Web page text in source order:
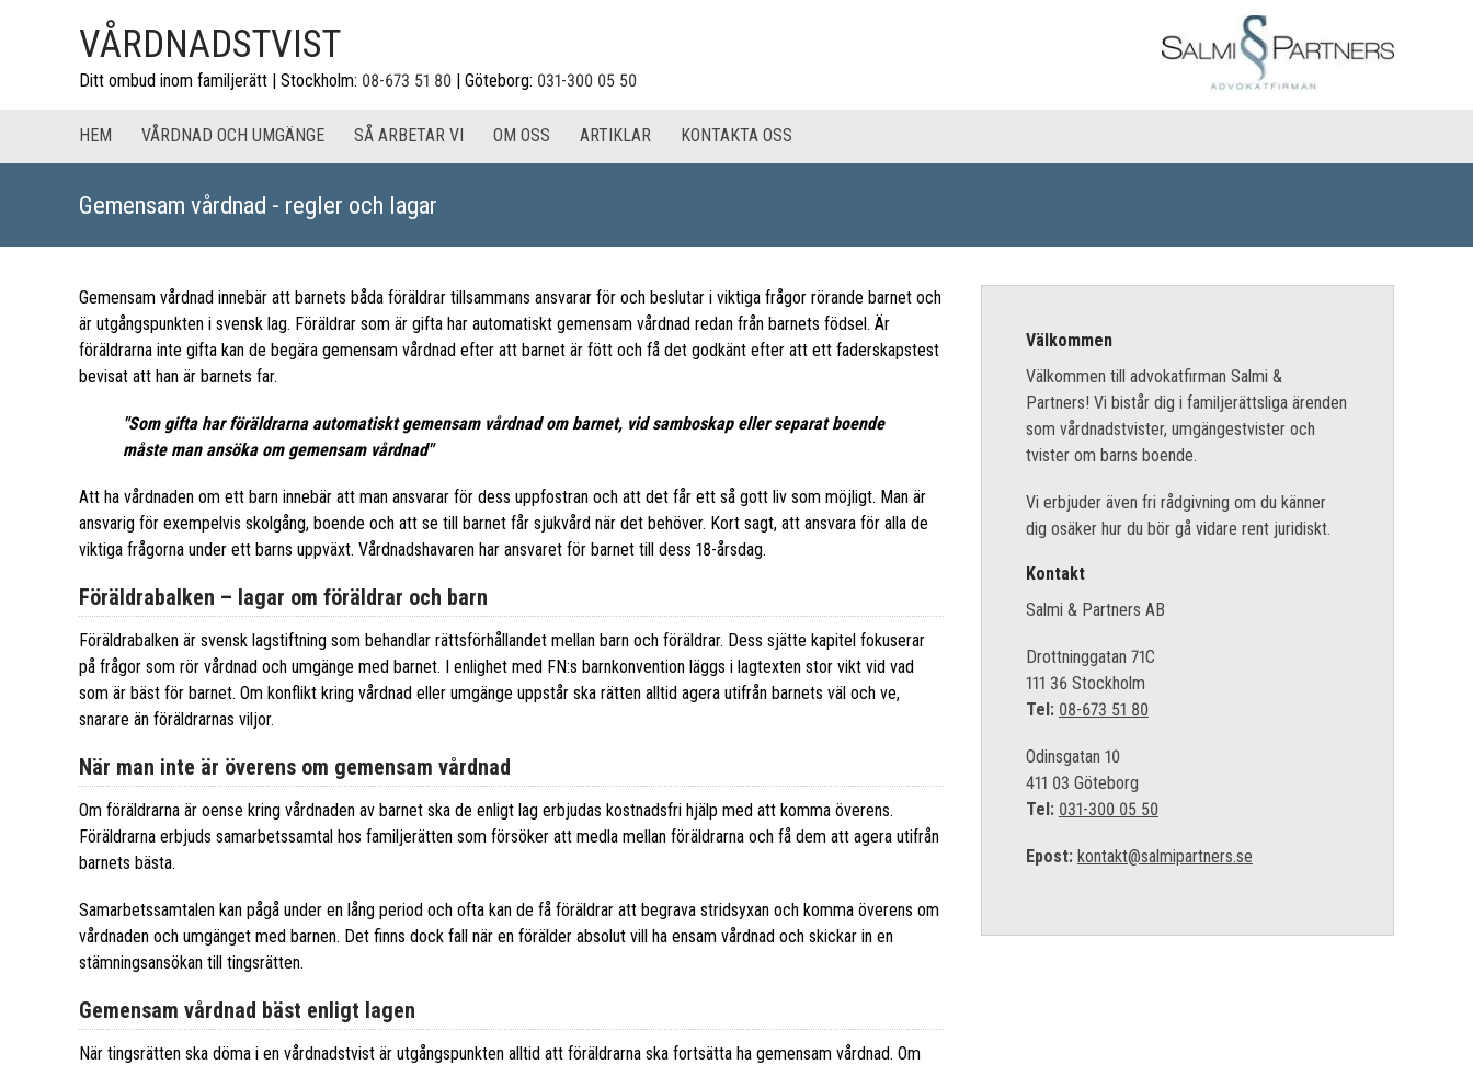
VÅRDNADSTVIST
Ditt ombud inom familjerätt | Stockholm: 08-673 51 80 | Göteborg: 031-300 05 50
HEM VÅRDNAD OCH UMGÄNGE SÅ ARBETAR VI OM OSS ARTIKLAR KONTAKTA OSS
Gemensam vårdnad - regler och lagar
Gemensam vårdnad innebär att barnets båda föräldrar tillsammans ansvarar för och beslutar i viktiga frågor rörande barnet och
är utgångspunkten i svensk lag. Föräldrar som är gifta har automatiskt gemensam vårdnad redan från barnets födsel. Är
föräldrarna inte gifta kan de begära gemensam vårdnad efter att barnet är fött och få det godkänt efter att ett faderskapstest
bevisat att han är barnets far.
"Som gifta har föräldrarna automatiskt gemensam vårdnad om barnet, vid samboskap eller separat boende
måste man ansöka om gemensam vårdnad"
Att ha vårdnaden om ett barn innebär att man ansvarar för dess uppfostran och att det får ett så gott liv som möjligt. Man är
ansvarig för exempelvis skolgång, boende och att se till barnet får sjukvård när det behöver. Kort sagt, att ansvara för alla de
viktiga frågorna under ett barns uppväxt. Vårdnadshavaren har ansvaret för barnet till dess 18-årsdag.
Föräldrabalken – lagar om föräldrar och barn
Föräldrabalken är svensk lagstiftning som behandlar rättsförhållandet mellan barn och föräldrar. Dess sjätte kapitel fokuserar
på frågor som rör vårdnad och umgänge med barnet. I enlighet med FN:s barnkonvention läggs i lagtexten stor vikt vid vad
som är bäst för barnet. Om konflikt kring vårdnad eller umgänge uppstår ska rätten alltid agera utifrån barnets väl och ve,
snarare än föräldrarnas viljor.
När man inte är överens om gemensam vårdnad
Om föräldrarna är oense kring vårdnaden av barnet ska de enligt lag erbjudas kostnadsfri hjälp med att komma överens.
Föräldrarna erbjuds samarbetssamtal hos familjerätten som försöker att medla mellan föräldrarna och få dem att agera utifrån
barnets bästa.
Samarbetssamtalen kan pågå under en lång period och ofta kan de få föräldrar att begrava stridsyxan och komma överens om
vårdnaden och umgänget med barnen. Det finns dock fall när en förälder absolut vill ha ensam vårdnad och skickar in en
stämningsansökan till tingsrätten.
Gemensam vårdnad bäst enligt lagen
När tingsrätten ska döma i en vårdnadstvist är utgångspunkten alltid att föräldrarna ska fortsätta ha gemensam vårdnad. Om
Välkommen
Välkommen till advokatfirman Salmi &
Partners! Vi bistår dig i familjerättsliga ärenden
som vårdnadstvister, umgängestvister och
tvister om barns boende.
Vi erbjuder även fri rådgivning om du känner
dig osäker hur du bör gå vidare rent juridiskt.
Kontakt
Salmi & Partners AB
Drottninggatan 71C
111 36 Stockholm
Tel: 08-673 51 80
Odinsgatan 10
411 03 Göteborg
Tel: 031-300 05 50
Epost: kontakt@salmipartners.se